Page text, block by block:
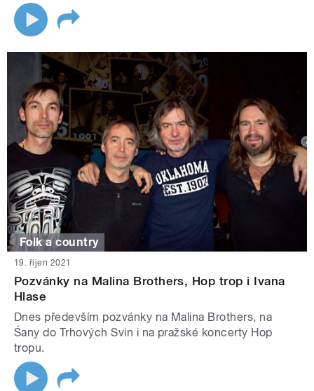
Folk a country
19. říjen 2021
Pozvánky na Malina Brothers, Hop trop i Ivana
Hlase
Dnes především pozvánky na Malina Brothers, na
Śany do Trhových Svin i na pražské koncerty Hop
tropu.